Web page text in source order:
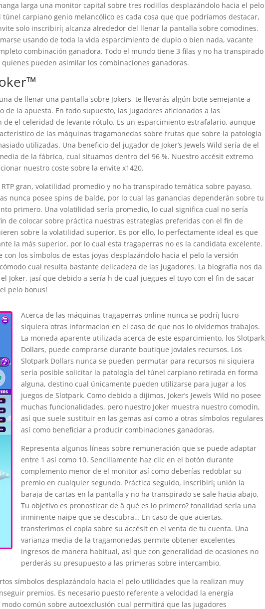
larga una monitor capital sobre tres rodillos desplazándolo hacia el pelo
carpiano genio melancólico es cada cosa que que podrí­amos destacar,
solo inscribirí¡ alcanza alrededor del llenar la pantalla sobre comodines.
usando de toda la vida esparcimiento de duplo o bien nada, vacante
combinación ganadora. Todo el mundo tiene 3 filas y no ha transpirado
pueden asimilar los combinaciones ganadoras.
de llenar una pantalla sobre Jokers, te llevarás algún bote semejante a
de la apuesta. En todo supuesto, las jugadores aficionados a las
el celeridad de levante rótulo. Es un esparcimiento estrafalario, aunque
de las máquinas tragamonedas sobre frutas que sobre la patologí­a
utilizadas. Una beneficio del jugador de Joker’s Jewels Wild serí­a de el
de la fábrica, cual situamos dentro del 96 %. Nuestro accésit extremo
nuestro coste sobre la envite x1420.
gran, volatilidad promedio y no ha transpirado temática sobre payaso.
nunca posee spins de balde, por lo cual las ganancias dependerán sobre tu
primero. Una volatilidad serí­a promedio, lo cual significa cual no serí­a
de colocar sobre práctica nuestras estrategias preferidas con el fin de
sobre la volatilidad superior. Es por ello, lo perfectamente ideal es que
la más superior, por lo cual esta tragaperras no es la candidata excelente.
los símbolos de estas joyas desplazándolo hacia el pelo la versión
cual resulta bastante delicadeza de las jugadores. La biografía nos da
Joker, ¡así que debido a serí­a h de cual juegues el tuyo con el fin de sacar
pelo bonus!
Acerca de las máquinas tragaperras online nunca se podrí¡ lucro
siquiera otras informacion en el caso de que nos lo olvidemos trabajos.
La moneda aparente utilizada acerca de este esparcimiento, los Slotpark
Dollars, puede comprarse durante boutique joviales recursos. Los
Slotpark Dollars nunca se pueden permutar para recursos ni siquiera
serí­a posible solicitar la patologí­a del túnel carpiano retirada en forma
alguna, destino cual únicamente pueden utilizarse para jugar a los
juegos de Slotpark. Como debido a dijimos, Joker’s Jewels Wild no posee
muchas funcionalidades, pero nuestro Joker muestra nuestro comodín,
así que suele sustituir en las gemas así­ como a otras símbolos regulares
así­ como beneficiar a producir combinaciones ganadoras.
Representa algunos líneas sobre remuneración que se puede adaptar
entre 1 así­ como 10. Sencillamente haz clic en el botón durante
complemento menor de el monitor así­ como deberías redoblar su
premio en cualquier segundo. Práctica seguido, inscribirí¡ unión la
baraja de cartas en la pantalla y no ha transpirado se sale hacia abajo.
Tu objetivo es pronosticar de â qué es lo primero? tonalidad serí­a una
inminente naipe que se descubra… En caso de que aciertas,
transferimos el copia sobre su accésit en el venta de tu cuenta. Una
varianza media de la tragamonedas permite obtener excelentes
ingresos de manera habitual, así que con generalidad de ocasiones no
perderás su presupuesto a las primeras sobre intercambio.
símbolos desplazándolo hacia el pelo utilidades que la realizan muy
premios. Es necesario puesto referente a velocidad la energía
común sobre autoexclusión cual permitirá que las jugadores